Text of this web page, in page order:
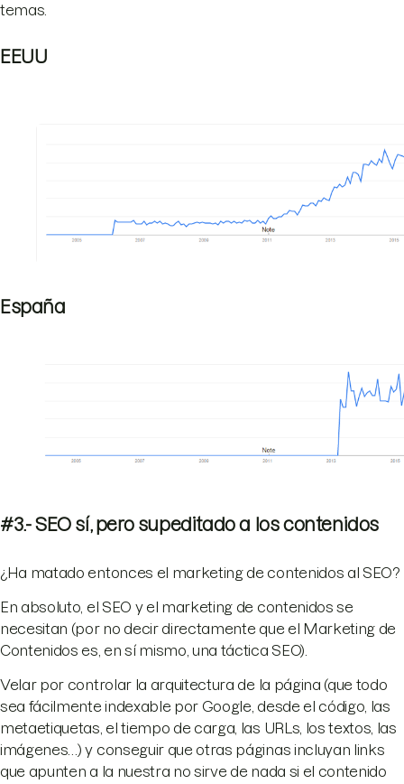
temas.
EEUU
España
#3.- SEO sí, pero supeditado a los contenidos
¿Ha matado entonces el marketing de contenidos al SEO?
En absoluto, el SEO y el marketing de contenidos se
necesitan (por no decir directamente que el Marketing de
Contenidos es, en sí mismo, una táctica SEO).
Velar por controlar la arquitectura de la página (que todo
sea fácilmente indexable por Google, desde el código, las
metaetiquetas, el tiempo de carga, las URLs, los textos, las
imágenes…) y conseguir que otras páginas incluyan links
que apunten a la nuestra no sirve de nada si el contenido